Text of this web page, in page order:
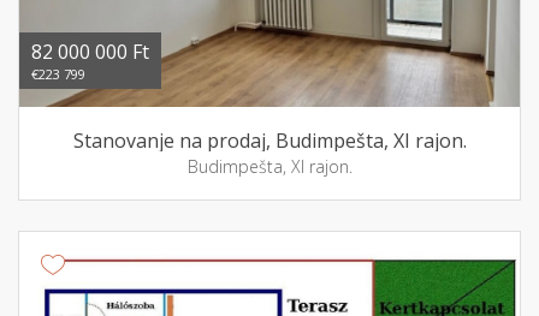
82 000 000 Ft
€223 799
Stanovanje na prodaj, Budimpešta, XI rajon.
Budimpešta, XI rajon.